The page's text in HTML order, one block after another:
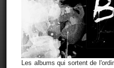
Les albums qui sortent de